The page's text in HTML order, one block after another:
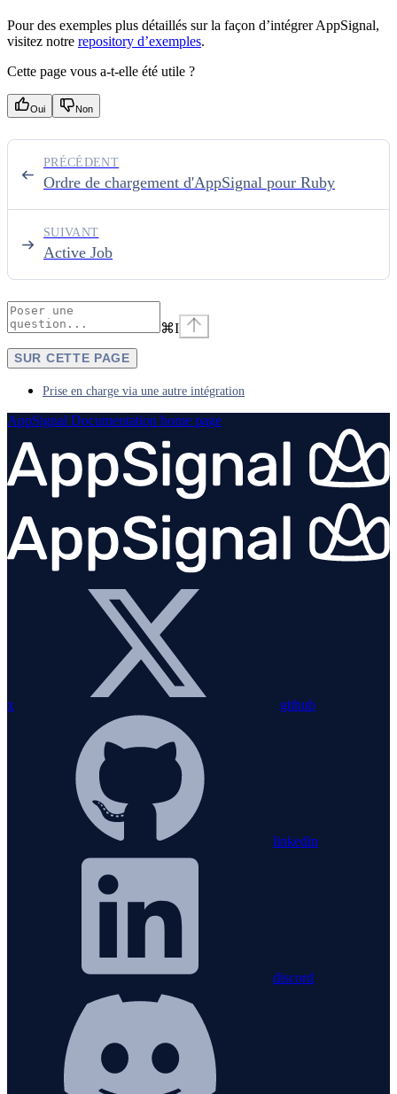
Pour des exemples plus détaillés sur la façon d’intégrer AppSignal,
visitez notre repository d’exemples.
Cette page vous a-t-elle été utile ?
Oui Non
Ordre de chargement d'AppSignal pour Ruby
PRÉCÉDENT
Active Job
SUIVANT
⌘I
SUR CETTE PAGE
Prise en charge via une autre intégration
AppSignal Documentation home page
x github
linkedin
discord